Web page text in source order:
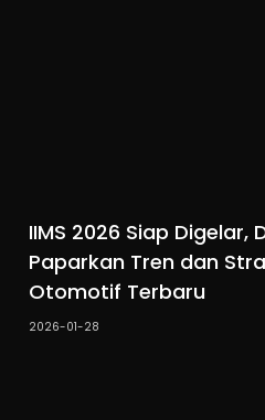
IIMS 2026 Siap
Paparkan Tren dan
Otomotif Terbaru
2026-01-28